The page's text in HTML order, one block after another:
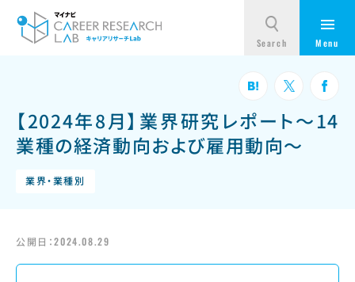
【2024年8月】業界研究レポート～14
業種の経済動向および雇用動向～
業界・業種別
公開日：2024.08.29